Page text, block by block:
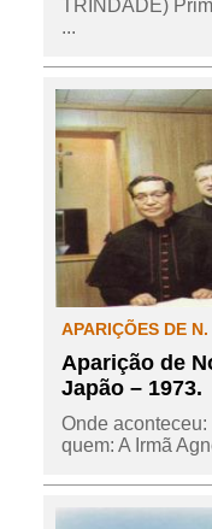
TRINDADE)
...
APARIÇÕES DE N.
Aparição de
Japão – 1973.
Onde
quem: A Irmã